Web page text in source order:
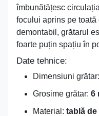
îmbunătățesc
focului aprins pe
demontabil, grătarul
foarte puțin spațiu în
Date tehnice:
Dimensiuni grătar:
Grosime grătar: 6
Material: tablă de